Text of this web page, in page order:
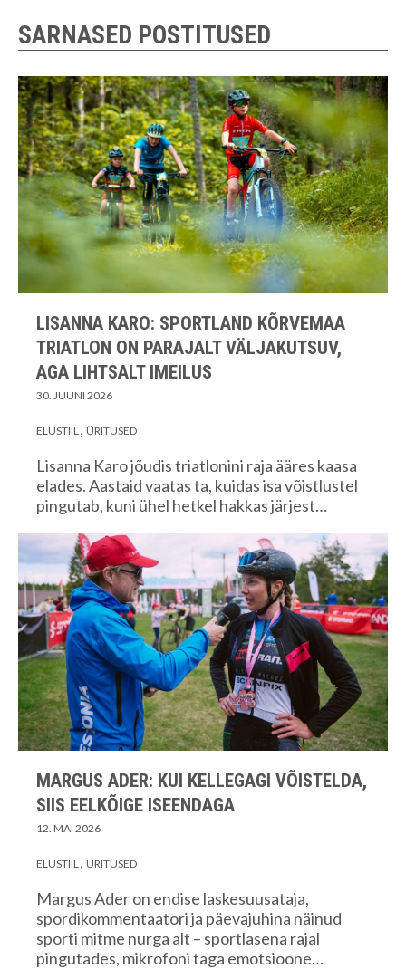
SARNASED POSTITUSED
LISANNA KARO: SPORTLAND KÕRVEMAA
TRIATLON ON PARAJALT VÄLJAKUTSUV,
AGA LIHTSALT IMEILUS
30. JUUNI 2026
ELUSTIIL ÜRITUSED
Lisanna Karo jõudis triatlonini raja ääres kaasa
elades. Aastaid vaatas ta, kuidas isa võistlustel
pingutab, kuni ühel hetkel hakkas järjest…
MARGUS ADER: KUI KELLEGAGI VÕISTELDA,
SIIS EELKÕIGE ISEENDAGA
12. MAI 2026
ELUSTIIL ÜRITUSED
Margus Ader on endise laskesuusataja,
spordikommentaatori ja päevajuhina näinud
sporti mitme nurga alt – sportlasena rajal
pingutades, mikrofoni taga emotsioone…